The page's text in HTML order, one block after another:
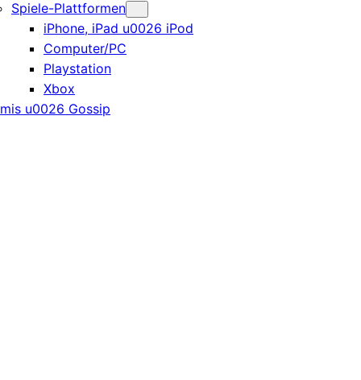
Spiele-Plattformen
iPhone, iPad u0026 iPod
Computer/PC
Playstation
Xbox
u0026 Gossip